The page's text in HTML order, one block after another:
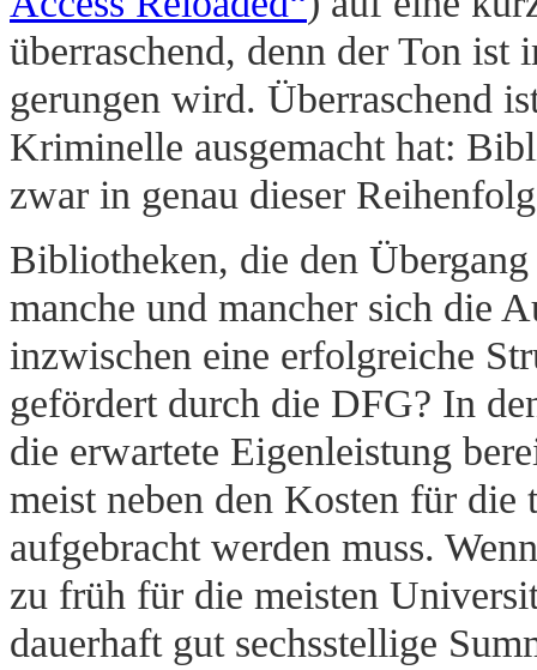
überraschend, denn der Ton ist
gerungen wird. Überraschend
Kriminelle ausgemacht hat:
zwar in genau dieser
Bibliotheken, die den
manche und mancher sich die
inzwischen eine erfolgreiche
gefördert durch die DFG? In
die erwartete Eigenleistung
meist neben den Kosten für
aufgebracht werden muss.
zu früh für die meisten
dauerhaft gut sechsstellige